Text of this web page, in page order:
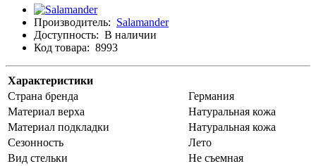
Производитель: Salamander
Доступность: В наличии
Код товара: 8993
Характеристики
Страна бренда
Германия
Материал верха
Натуральная кожа
Материал подкладки
Натуральная кожа
Сезонность
Лето
Вид стельки
Не съемная